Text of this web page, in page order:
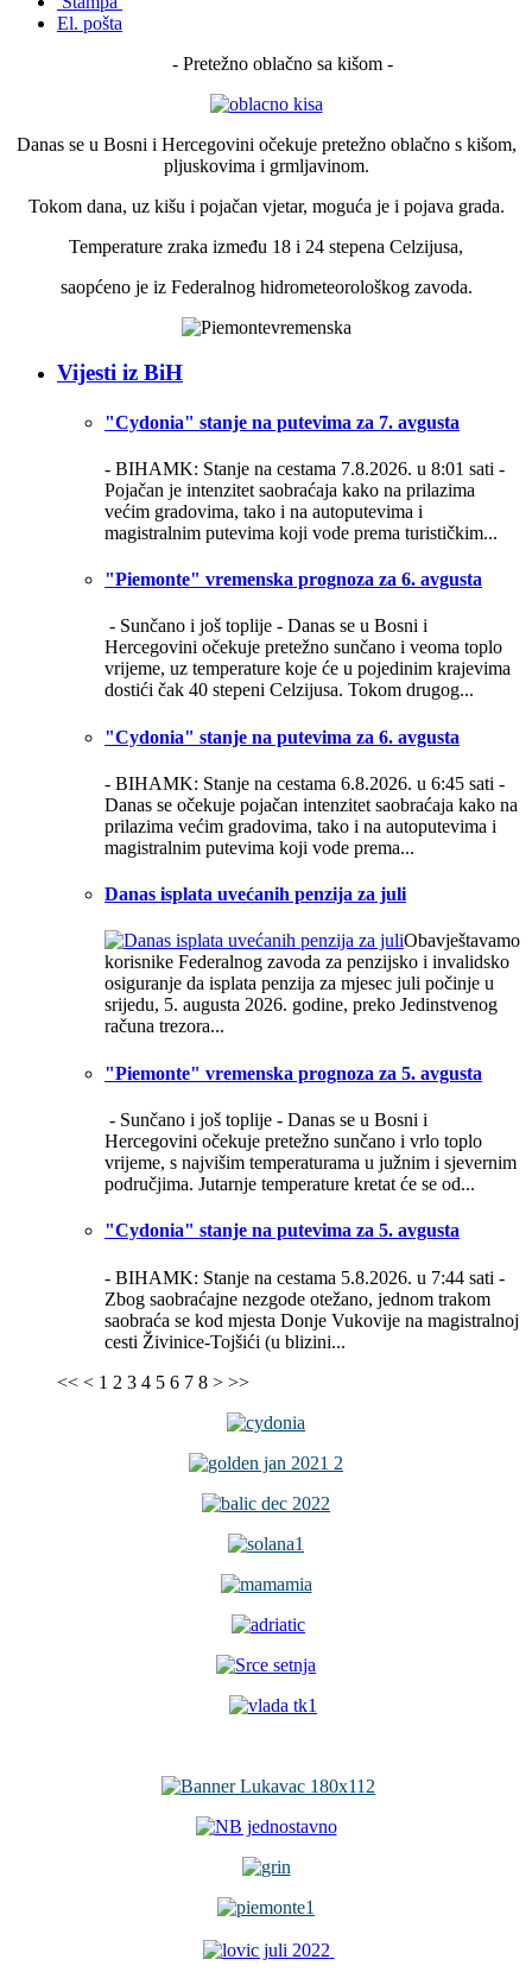
El. pošta
- Pretežno oblačno sa kišom -
Danas se u Bosni i Hercegovini očekuje pretežno oblačno s kišom,
pljuskovima i grmljavinom.
Tokom dana, uz kišu i pojačan vjetar, moguća je i pojava grada.
Temperature zraka između 18 i 24 stepena Celzijusa,
saopćeno je iz Federalnog hidrometeorološkog zavoda.
Vijesti iz BiH
"Cydonia" stanje na putevima za 7. avgusta
- BIHAMK: Stanje na cestama 7.8.2026. u 8:01 sati -
Pojačan je intenzitet saobraćaja kako na prilazima
većim gradovima, tako i na autoputevima i
magistralnim putevima koji vode prema turističkim...
"Piemonte" vremenska prognoza za 6. avgusta
- Sunčano i još toplije - Danas se u Bosni i
Hercegovini očekuje pretežno sunčano i veoma toplo
vrijeme, uz temperature koje će u pojedinim krajevima
dostići čak 40 stepeni Celzijusa. Tokom drugog...
"Cydonia" stanje na putevima za 6. avgusta
- BIHAMK: Stanje na cestama 6.8.2026. u 6:45 sati -
Danas se očekuje pojačan intenzitet saobraćaja kako na
prilazima većim gradovima, tako i na autoputevima i
magistralnim putevima koji vode prema...
Danas isplata uvećanih penzija za juli
Obavještavamo
korisnike Federalnog zavoda za penzijsko i invalidsko
osiguranje da isplata penzija za mjesec juli počinje u
srijedu, 5. augusta 2026. godine, preko Jedinstvenog
računa trezora...
"Piemonte" vremenska prognoza za 5. avgusta
- Sunčano i još toplije - Danas se u Bosni i
Hercegovini očekuje pretežno sunčano i vrlo toplo
vrijeme, s najvišim temperaturama u južnim i sjevernim
područjima. Jutarnje temperature kretat će se od...
"Cydonia" stanje na putevima za 5. avgusta
- BIHAMK: Stanje na cestama 5.8.2026. u 7:44 sati -
Zbog saobraćajne nezgode otežano, jednom trakom
saobraća se kod mjesta Donje Vukovije na magistralnoj
cesti Živinice-Tojšići (u blizini...
<< < 1 2 3 4 5 6 7 8 > >>